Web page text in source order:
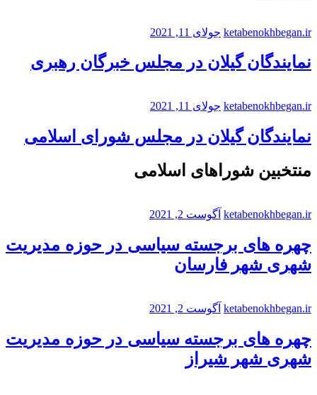
ketabenokhbegan.ir جولای 11, 2021
نمایندگان گیلان در مجلس خبرگان رهبری
ketabenokhbegan.ir جولای 11, 2021
نمایندگان گیلان در مجلس شورای اسلامی
منتخبین شوراهای اسلامی
ketabenokhbegan.ir آگوست 2, 2021
چهره های برجسته سیاسی در حوزه مدیریت
شهری شهر فارسان
ketabenokhbegan.ir آگوست 2, 2021
چهره های برجسته سیاسی در حوزه مدیریت
شهری شهر شیراز